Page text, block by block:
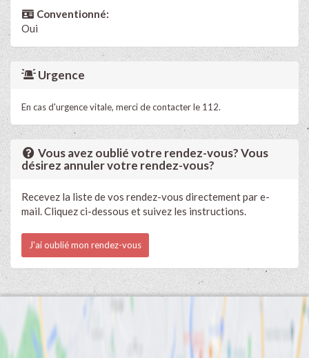
Conventionné:
Oui
Urgence
En cas d'urgence vitale, merci de contacter le 112.
Vous avez oublié votre rendez-vous? Vous
désirez annuler votre rendez-vous?
Recevez la liste de vos rendez-vous directement par e-
mail. Cliquez ci-dessous et suivez les instructions.
J'ai oublié mon rendez-vous